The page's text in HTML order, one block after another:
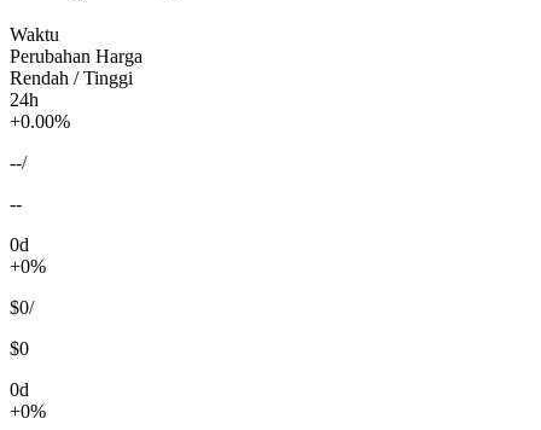
Waktu
Perubahan Harga
Rendah / Tinggi
24h
+0.00%
--/
--
0d
+0%
$0/
$0
0d
+0%